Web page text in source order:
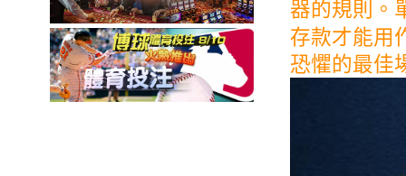
器的規則。
存款才能用
恐懼的最佳